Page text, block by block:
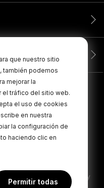
que nuestro sitio
también podemos
mejorar la
el tráfico del sitio web.
el uso de cookies
en nuestra
la configuración de
haciendo clic en
Permitir todas
Cookie Policy